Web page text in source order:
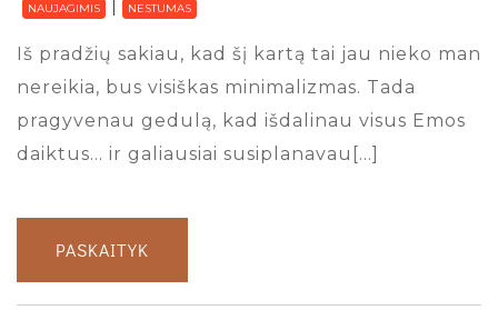
NAUJAGIMIS NESTUMAS
Iš pradžių sakiau, kad šį kartą tai jau nieko man
nereikia, bus visiškas minimalizmas. Tada
pragyvenau gedulą, kad išdalinau visus Emos
daiktus… ir galiausiai susiplanavau[…]
PASKAITYK